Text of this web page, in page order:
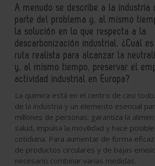
A menudo se describe a la industria
parte del problema y, al mismo
la solución en lo que respecta a la
descarbonización industrial. ¿Cuál
ruta realista para alcanzar la
y, al mismo tiempo, preservar el
actividad industrial en Europa?
La química está en el centro de casi
de la industria y un elemento esencial
millones de personas: garantiza la
salud, impulsa la movilidad y hace
cotidiana. Para aumentar de forma
de productos circulares y de bajas
necesario combinar varias medidas.